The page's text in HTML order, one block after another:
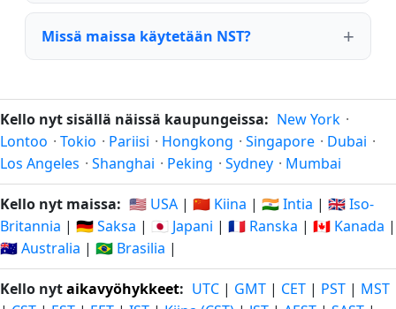
Missä maissa käytetään NST?
Kello nyt sisällä näissä kaupungeissa: New York ·
Lontoo · Tokio · Pariisi · Hongkong · Singapore · Dubai ·
Los Angeles · Shanghai · Peking · Sydney · Mumbai
Kello nyt maissa: 🇺🇸 USA | 🇨🇳 Kiina | 🇮🇳 Intia | 🇬🇧 Iso-
Britannia | 🇩🇪 Saksa | 🇯🇵 Japani | 🇫🇷 Ranska | 🇨🇦 Kanada |
🇦🇺 Australia | 🇧🇷 Brasilia |
Kello nytaikavyöhykkeet: UTC | GMT | CET | PST | MST